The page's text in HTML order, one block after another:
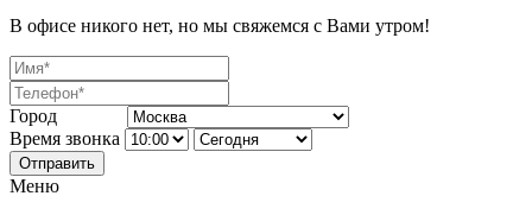
В офисе никого нет, но мы свяжемся с Вами утром!
Город
Время звонка
Отправить
Меню